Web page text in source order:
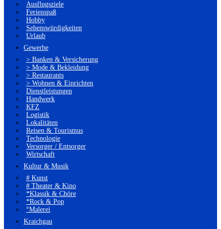
Ausflugsziele
Ferienspaß
Hobby
Sehenswürdigkeiten
Urlaub
Gewerbe
> Banken & Versicherung
> Mode & Bekleidung
> Restaurants
> Wohnen & Einrichten
Dienstleistungen
Handwerk
KFZ
Logistik
Lokalitäten
Reisen & Tourismus
Technologie
Versorger / Entsorger
Wirtschaft
Kultur & Musik
# Kunst
# Theater & Kino
*Klassik & Chöre
*Rock & Pop
°Malerei
Kraichgau